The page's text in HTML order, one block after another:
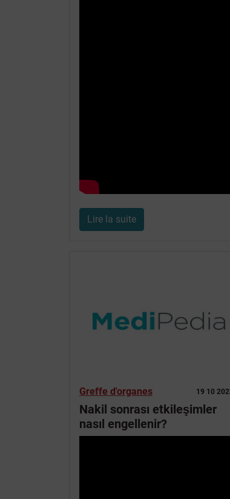
Lire la suite
19 10
Greffe d'organes
Nakil sonrası etkileşimler
nasıl engellenir?